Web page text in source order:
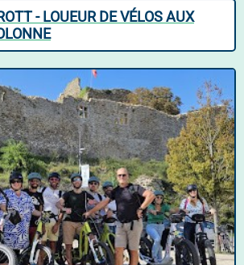
- LOUEUR DE VÉLOS AUX